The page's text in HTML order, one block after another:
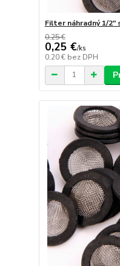
Filter náhradný 1/2"
0,25 €
0,25 €/ks
0,20 € bez DPH